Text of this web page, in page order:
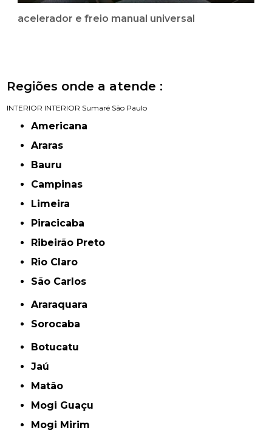
acelerador e freio manual universal
Regiões onde a atende :
INTERIOR INTERIOR Sumaré São Paulo
Americana
Araras
Bauru
Campinas
Limeira
Piracicaba
Ribeirão Preto
Rio Claro
São Carlos
Araraquara
Sorocaba
Botucatu
Jaú
Matão
Mogi Guaçu
Mogi Mirim